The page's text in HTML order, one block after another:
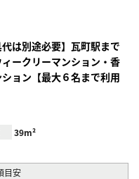
は別途必要】瓦町駅まで
ークリーマンション・香
ョン【最大６名まで利用
39m²
目安